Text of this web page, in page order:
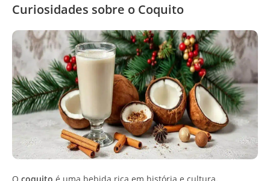
Curiosidades sobre o Coquito